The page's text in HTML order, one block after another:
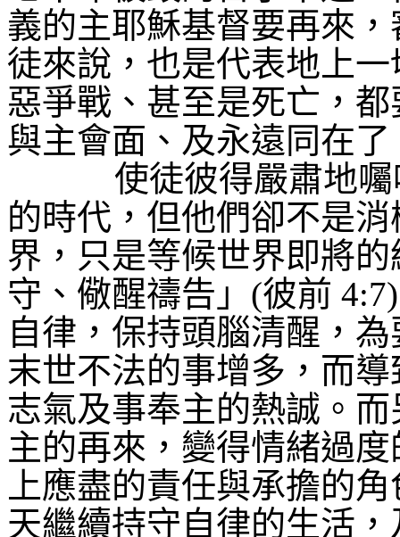
義的主耶穌基督要再來
徒來說，也是代表地上
惡爭戰、甚至是死亡，
與主會面、及永遠同在了
使徒彼得嚴肅地
的時代，但他們卻不是
界，只是等候世界即將
守、儆醒禱告」 (彼前 4:7)
自律，保持頭腦清醒，
末世不法的事增多，而
志氣及事奉主的熱誠。
主的再來，變得情緒過
上應盡的責任與承擔的
天繼續持守自律的生活